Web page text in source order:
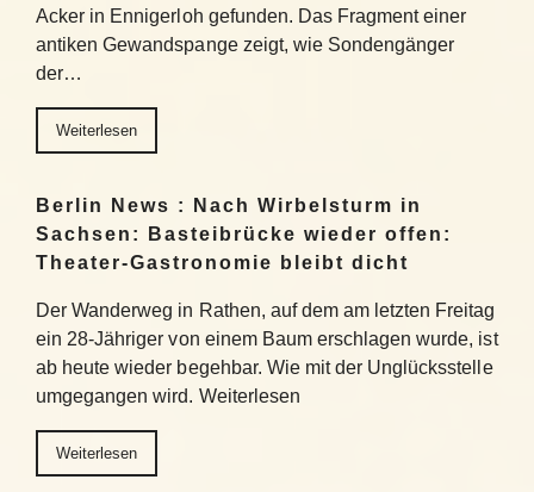
Acker in Ennigerloh gefunden. Das Fragment einer
antiken Gewandspange zeigt, wie Sondengänger
der…
Weiterlesen
Berlin News : Nach Wirbelsturm in
Sachsen: Basteibrücke wieder offen:
Theater-Gastronomie bleibt dicht
Der Wanderweg in Rathen, auf dem am letzten Freitag
ein 28-Jähriger von einem Baum erschlagen wurde, ist
ab heute wieder begehbar. Wie mit der Unglücksstelle
umgegangen wird. Weiterlesen
Weiterlesen